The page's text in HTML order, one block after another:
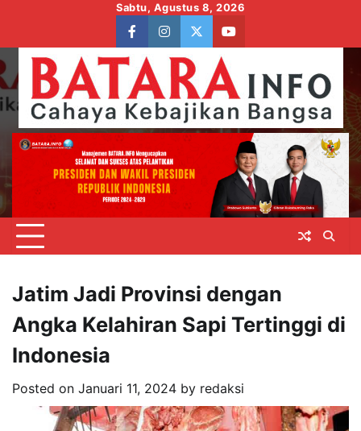
content
Sabtu, Agustus 8, 2026
facebookinstagram
twitteryoutube
Jatim Jadi Provinsi dengan
Angka Kelahiran Sapi Tertinggi di
Indonesia
Posted on Januari 11, 2024 by redaksi